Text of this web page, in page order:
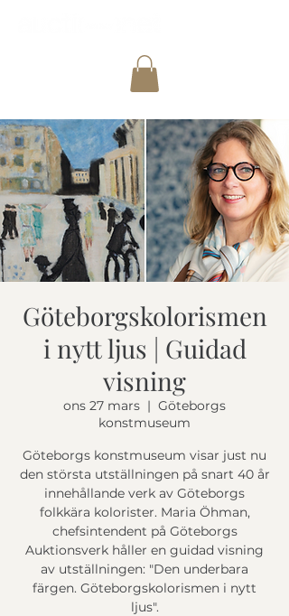
Göteborgskolorismen
i nytt ljus | Guidad
visning
ons 27 mars
  |
Göteborgs
konstmuseum
Göteborgs konstmuseum visar just nu
den största utställningen på snart 40 år
innehållande verk av Göteborgs
folkkära kolorister. Maria Öhman,
chefsintendent på Göteborgs
Auktionsverk håller en guidad visning
av utställningen: "Den underbara
färgen. Göteborgskolorismen i nytt
ljus".